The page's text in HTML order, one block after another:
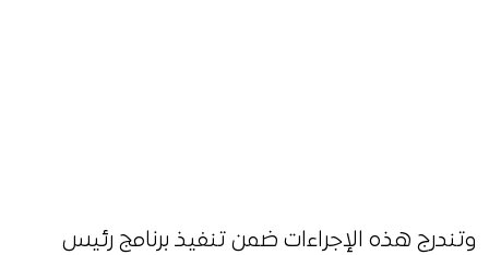
وتندرج هذه الإجراءات ضمن تنفيذ برنامج رئيس